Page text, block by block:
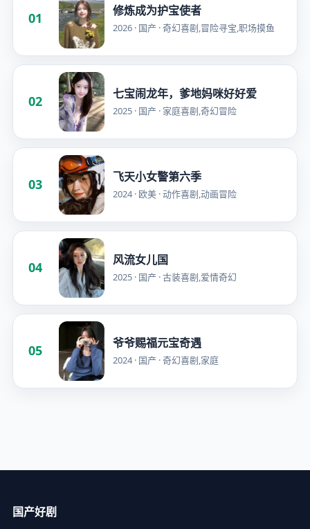
01 修炼成为护宝使者
2026 · 国产 · 奇幻喜剧,冒险寻宝,职场摸鱼
02 七宝闹龙年，爹地妈咪好好爱
2025 · 国产 · 家庭喜剧,奇幻冒险
03 飞天小女警第六季
2024 · 欧美 · 动作喜剧,动画冒险
04 风流女儿国
2025 · 国产 · 古装喜剧,爱情奇幻
05 爷爷赐福元宝奇遇
2024 · 国产 · 奇幻喜剧,家庭
国产好剧